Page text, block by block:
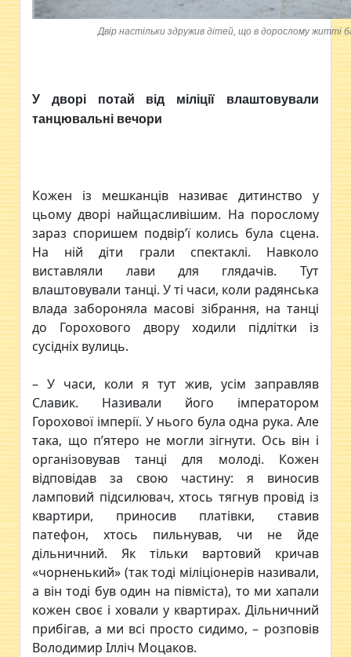
Двір настільки здружив дітей, що в дорослому житті
У дворі потай від міліції влаштовували
танцювальні вечори
Кожен із мешканців називає дитинство у
цьому дворі найщасливішим. На порослому
зараз споришем подвір’ї колись була сцена.
На ній діти грали спектаклі. Навколо
виставляли лави для глядачів. Тут
влаштовували танці. У ті часи, коли радянська
влада забороняла масові зібрання, на танці
до Горохового двору ходили підлітки із
сусідніх вулиць.
– У часи, коли я тут жив, усім заправляв
Славик. Називали його імператором
Горохової імперії. У нього була одна рука. Але
така, що п’ятеро не могли зігнути. Ось він і
організовував танці для молоді. Кожен
відповідав за свою частину: я виносив
ламповий підсилювач, хтось тягнув провід із
квартири, приносив платівки, ставив
патефон, хтось пильнував, чи не йде
дільничний. Як тільки вартовий кричав
«чорненький» (так тоді міліціонерів називали,
а він тоді був один на півміста), то ми хапали
кожен своє і ховали у квартирах. Дільничний
прибігав, а ми всі просто сидимо, – розповів
Володимир Ілліч Моцаков.